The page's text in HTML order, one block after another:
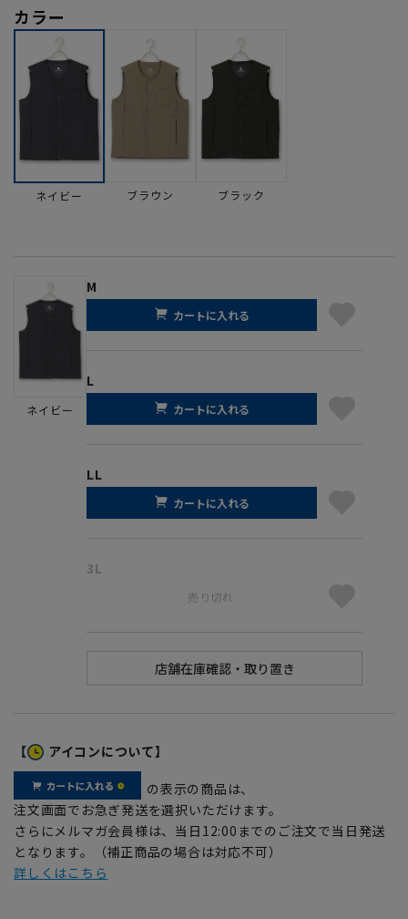
カラー
ネイビー ブラウン ブラック
ネイビー
M
カートに入れる
L
カートに入れる
LL
カートに入れる
3L
売り切れ
【 アイコンについて】
の表示の商品は、
注文画面でお急ぎ発送を選択いただけます。
さらにメルマガ会員様は、当日12:00までのご注文で当日発送
となります。（補正商品の場合は対応不可）
詳しくはこちら